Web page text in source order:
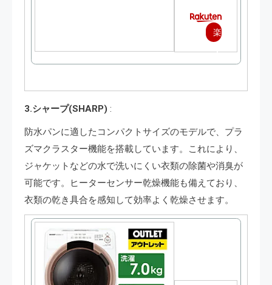
楽
天
購
3.シャープ(SHARP) :
防水パンに適したコンパクトサイズのモデルで、プラ
ズマクラスター機能を搭載しています。これにより、
ジャケットなどの水で洗いにくい衣類の除菌や消臭が
可能です。ヒーターセンサー乾燥機能も備えており、
衣類の乾き具合を感知して効率よく乾燥させます。